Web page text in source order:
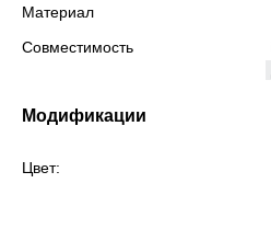
Материал
Совместимость
Модификации
Цвет: